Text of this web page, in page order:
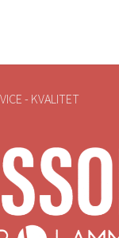
- KVALITET